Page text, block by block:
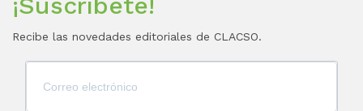
Recibe las novedades editoriales de CLACSO.